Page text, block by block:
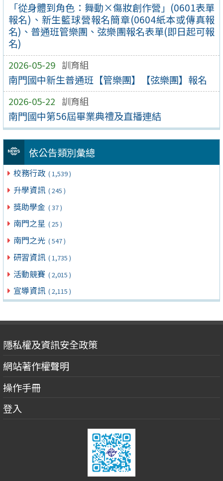
「從身體到角色：舞動×傷妝創作營」(0601表單
報名)、新生籃球營報名簡章(0604紙本或傳真報
名)、普通班管樂團、弦樂團報名表單(即日起可報
名)
2026-05-29 訓育組
南門國中新生普通班【管樂團】【弦樂團】報名
2026-05-22 訓育組
南門國中第56屆畢業典禮及直播連結
依公告類別彙總
校務行政 ( 1,539 )
升學資訊 ( 245 )
獎助學金 ( 37 )
南門之星 ( 25 )
南門之光 ( 547 )
研習資訊 ( 1,735 )
活動競賽 ( 2,015 )
宣導資訊 ( 2,115 )
隱私權及資訊安全政策
網站著作權聲明
操作手冊
登入